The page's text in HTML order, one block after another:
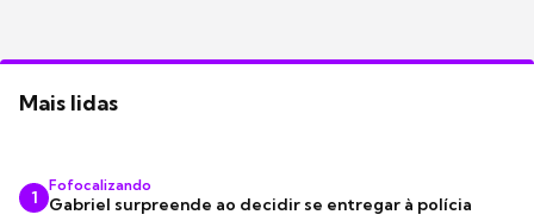
Mais lidas
1
Fofocalizando
Gabriel surpreende ao decidir se entregar à polícia